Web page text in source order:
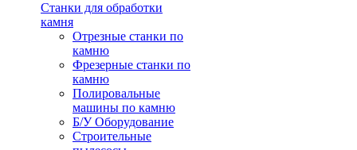
Станки для обработки
камня
Отрезные станки по
камню
Фрезерные станки по
камню
Полировальные
машины по камню
Б/У Оборудование
Строительные